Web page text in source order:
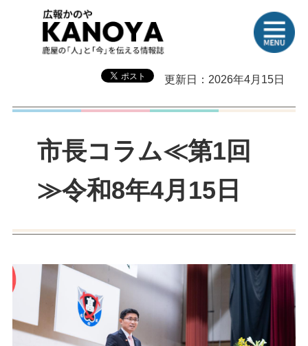
更新日：2026年4月15日
市長コラム≪第1回
≫令和8年4月15日